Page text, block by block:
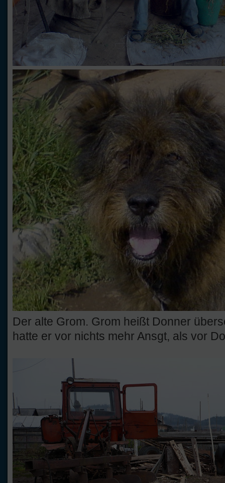
Der alte Grom. Grom heißt Donner
hatte er vor nichts mehr Ansgt, als vor